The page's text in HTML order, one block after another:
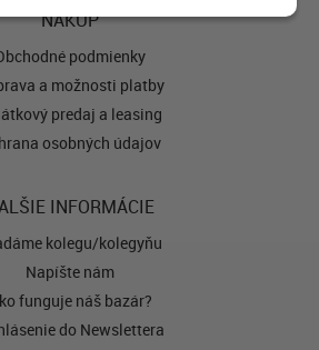
NÁKUP
podmienky
a možnosti platby
predaj a leasing
osobných údajov
INFORMÁCIE
kolegu/kolegyňu
Napíšte nám
funguje náš bazár?
do Newslettera